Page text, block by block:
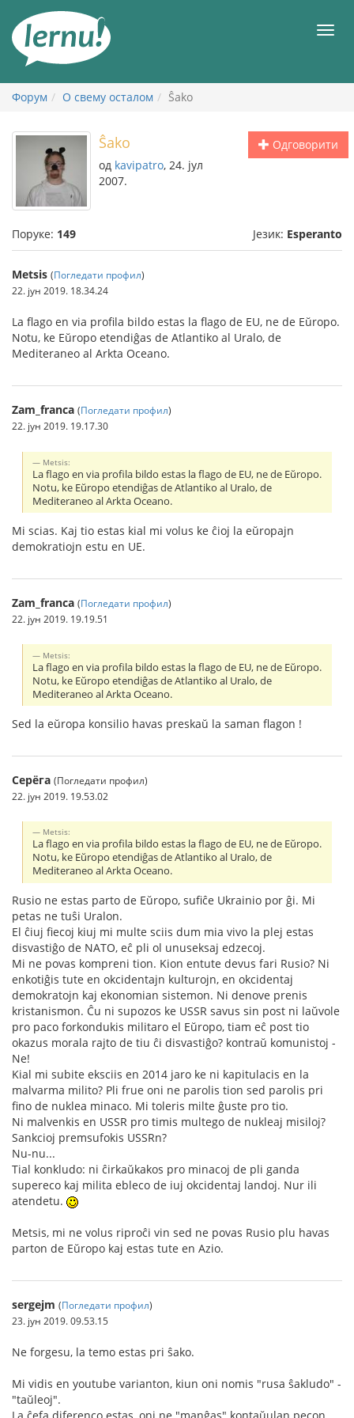
садржају
Форум О свему осталом Ŝako
Одговорити
Ŝako
од kavipatro, 24. јул
2007.
Поруке: 149 Језик: Esperanto
Metsis (Погледати профил)
22. јун 2019. 18.34.24
La flago en via profila bildo estas la flago de EU, ne de Eŭropo.
Notu, ke Eŭropo etendiĝas de Atlantiko al Uralo, de
Mediteraneo al Arkta Oceano.
Zam_franca (Погледати профил)
22. јун 2019. 19.17.30
Metsis:
La flago en via profila bildo estas la flago de EU, ne de Eŭropo.
Notu, ke Eŭropo etendiĝas de Atlantiko al Uralo, de
Mediteraneo al Arkta Oceano.
Mi scias. Kaj tio estas kial mi volus ke ĉioj la eŭropajn
demokratiojn estu en UE.
Zam_franca (Погледати профил)
22. јун 2019. 19.19.51
Metsis:
La flago en via profila bildo estas la flago de EU, ne de Eŭropo.
Notu, ke Eŭropo etendiĝas de Atlantiko al Uralo, de
Mediteraneo al Arkta Oceano.
Sed la eŭropa konsilio havas preskaŭ la saman flagon !
Серёга (Погледати профил)
22. јун 2019. 19.53.02
Metsis:
La flago en via profila bildo estas la flago de EU, ne de Eŭropo.
Notu, ke Eŭropo etendiĝas de Atlantiko al Uralo, de
Mediteraneo al Arkta Oceano.
Rusio ne estas parto de Eŭropo, sufiĉe Ukrainio por ĝi. Mi
petas ne tuŝi Uralon.
El ĉiuj fiecoj kiuj mi multe sciis dum mia vivo la plej estas
disvastiĝo de NATO, eĉ pli ol unuseksaj edzecoj.
Mi ne povas kompreni tion. Kion entute devus fari Rusio? Ni
enkotiĝis tute en okcidentajn kulturojn, en okcidentaj
demokratojn kaj ekonomian sistemon. Ni denove prenis
kristanismon. Ĉu ni supozos ke USSR savus sin post ni laŭvole
pro paco forkondukis militaro el Eŭropo, tiam eĉ post tio
okazus morala rajto de tiu ĉi disvastiĝo? kontraŭ komunistoj -
Ne!
Kial mi subite eksciis en 2014 jaro ke ni kapitulacis en la
malvarma milito? Pli frue oni ne parolis tion sed parolis pri
fino de nuklea minaco. Mi toleris milte ĝuste pro tio.
Ni malvenkis en USSR pro timis multego de nukleaj misiloj?
Sankcioj premsufokis USSRn?
Nu-nu...
Tial konkludo: ni ĉirkaŭkakos pro minacoj de pli ganda
supereco kaj milita ebleco de iuj okcidentaj landoj. Nur ili
atendetu.
Metsis, mi ne volus riproĉi vin sed ne povas Rusio plu havas
parton de Eŭropo kaj estas tute en Azio.
sergejm (Погледати профил)
23. јун 2019. 09.53.15
Ne forgesu, la temo estas pri ŝako.
Mi vidis en youtube varianton, kiun oni nomis "rusa ŝakludo" -
"taŭleoj".